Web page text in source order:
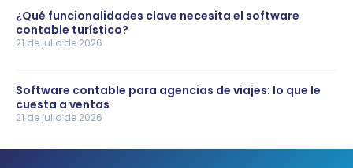
¿Qué funcionalidades clave necesita el software
contable turístico?
21 de julio de 2026
Software contable para agencias de viajes: lo que le
cuesta a ventas
21 de julio de 2026